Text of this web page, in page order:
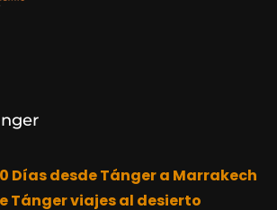
Días desde Tánger a Marrakech
Tánger viajes al desierto